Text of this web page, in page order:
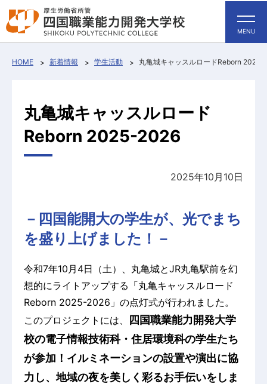
MENU
HOME 新着情報 学生活動 丸亀城キャッスルロードReborn 2025-
丸亀城キャッスルロード
Reborn 2025-2026
2025年10月10日
－四国能開大の学生が、光でまち
を盛り上げました！－
令和7年10月4日（土）、丸亀城とJR丸亀駅前を幻
想的にライトアップする「丸亀キャッスルロード
Reborn 2025-2026」の点灯式が行われました。
このプロジェクトには、
四国職業能力開発大学
校の電子情報技術科・住居環境科の学生たち
が参加！イルミネーションの設置や演出に協
力し、地域の夜を美しく彩るお手伝いをしま